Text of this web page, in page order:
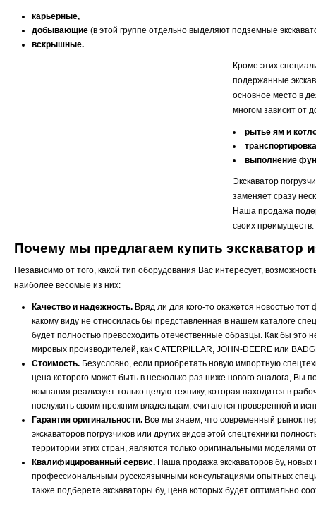
карьерные,
добывающие (в этой группе отдельно выделяют подземные
вскрышные.
Кроме этих
подержанные
основное место в
многом зависит от
рытье ям и
выполнение
Экскаватор
заменяет сразу
Наша продажа
своих преимуществ.
Почему мы предлагаем купить экскаватор
Независимо от того, какой тип оборудования Вас интересует,
наиболее весомые из них:
Качество и надежность. Вряд ли для кого-то окажется новостью
какому виду не относилась бы представленная в нашем каталоге
будет полностью превосходить отечественные образцы. Как бы это
мировых производителей, как CATERPILLAR, JOHN-DEERE или
Стоимость. Безусловно, если приобретать новую импортную
цена которого может быть в несколько раз ниже нового аналога, Вы
компания реализует только целую технику, которая находится в
послужить своим прежним владельцам, считаются проверенной и
Гарантия оригинальности. Все мы знаем, что современный рынок
экскаваторов погрузчиков или других видов этой спецтехники
территории этих стран, являются только оригинальными моделями
Квалифицированный сервис. Наша продажа экскаваторов бу,
профессиональными русскоязычными консультациями опытных
также подберете экскаваторы бу, цена которых будет оптимально